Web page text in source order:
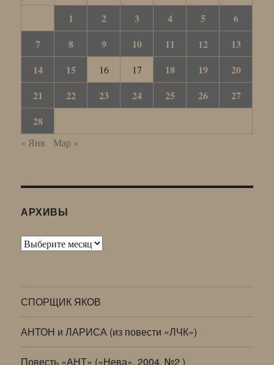
1
2 3 4 5
6
7
8 9 10 11 12
13
14
15 16 17 18 19
20
21
22 23 24 25 26
27
28
« Янв Мар »
АРХИВЫ
Архивы
СПОРЩИК ЯКОВ
АНТОН и ЛАРИСА (из повести «ЛЧК»)
Повесть «АНТ» («Нева», 2004, №2 )